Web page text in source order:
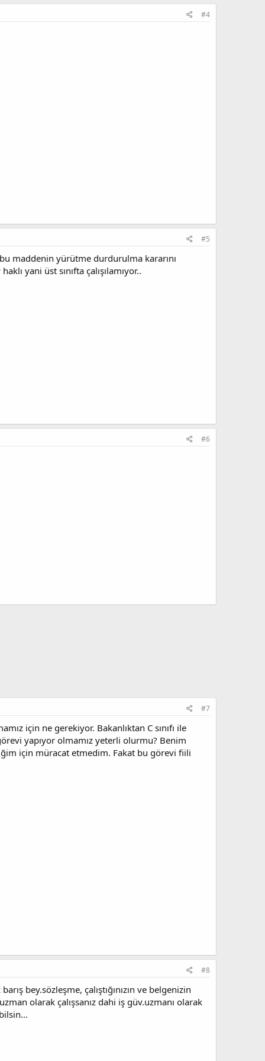
#4
#5
maddenin yürütme durdurulma kararını
yani üst sınıfta çalışılamıyor..
#6
#7
için ne gerekiyor. Bakanlıktan C sınıfı ile
yapıyor olmamız yeterli olurmu? Benim
için müracat etmedim. Fakat bu görevi fiili
#8
bey.sözleşme, çalıştığınızın ve belgenizin
olarak çalışsanız dahi iş güv.uzmanı olarak